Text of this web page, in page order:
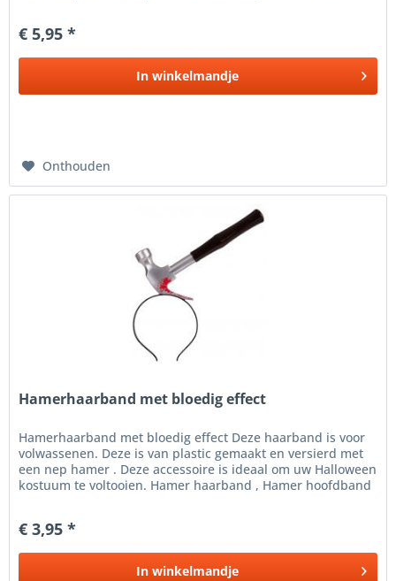
€ 5,95 *
In winkelmandje
Onthouden
Hamerhaarband met bloedig effect
Hamerhaarband met bloedig effect Deze haarband is voor
volwassenen. Deze is van plastic gemaakt en versierd met
een nep hamer . Deze accessoire is ideaal om uw Halloween
kostuum te voltooien. Hamer haarband , Hamer hoofdband
€ 3,95 *
In winkelmandje